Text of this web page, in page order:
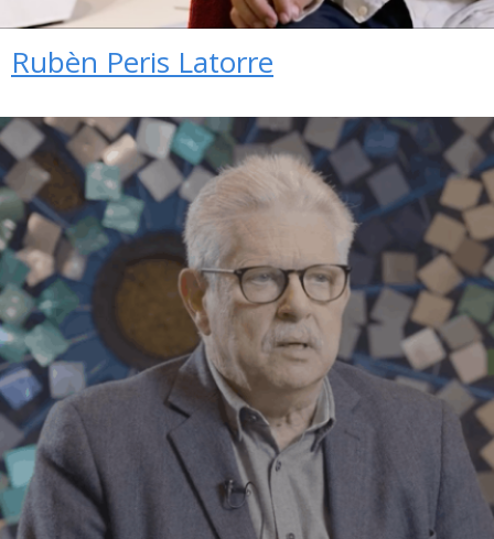
Rubèn Peris Latorre